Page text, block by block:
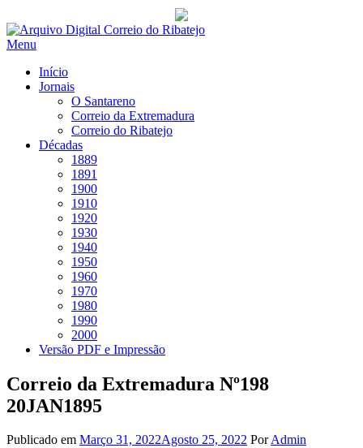
Saltar
para
Menu
Início
Jornais
O Santareno
Correio da Extremadura
Correio do Ribatejo
Décadas
1889
1891
1900
1910
1920
1930
1940
1950
1960
1970
1980
1990
2000
Versão PDF e Impressão
Correio da Extremadura Nº198
20JAN1895
Publicado em Março 31, 2022Agosto 25, 2022 PorAdmin